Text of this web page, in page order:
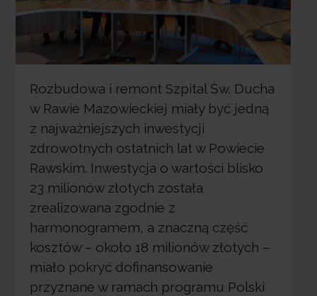
Rozbudowa i remont Szpital Św. Ducha
w Rawie Mazowieckiej miały być jedną
z najważniejszych inwestycji
zdrowotnych ostatnich lat w Powiecie
Rawskim. Inwestycja o wartości blisko
23 milionów złotych została
zrealizowana zgodnie z
harmonogramem, a znaczną część
kosztów – około 18 milionów złotych –
miało pokryć dofinansowanie
przyznane w ramach programu Polski